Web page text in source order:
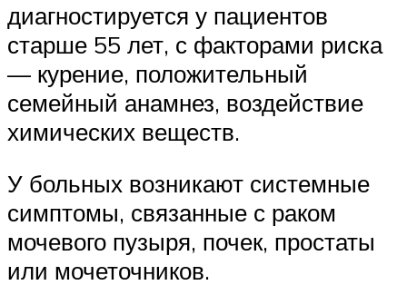
диагностируется у пациентов
старше 55 лет, с факторами риска
— курение, положительный
семейный анамнез, воздействие
химических веществ.
У больных возникают системные
симптомы, связанные с раком
мочевого пузыря, почек, простаты
или мочеточников.